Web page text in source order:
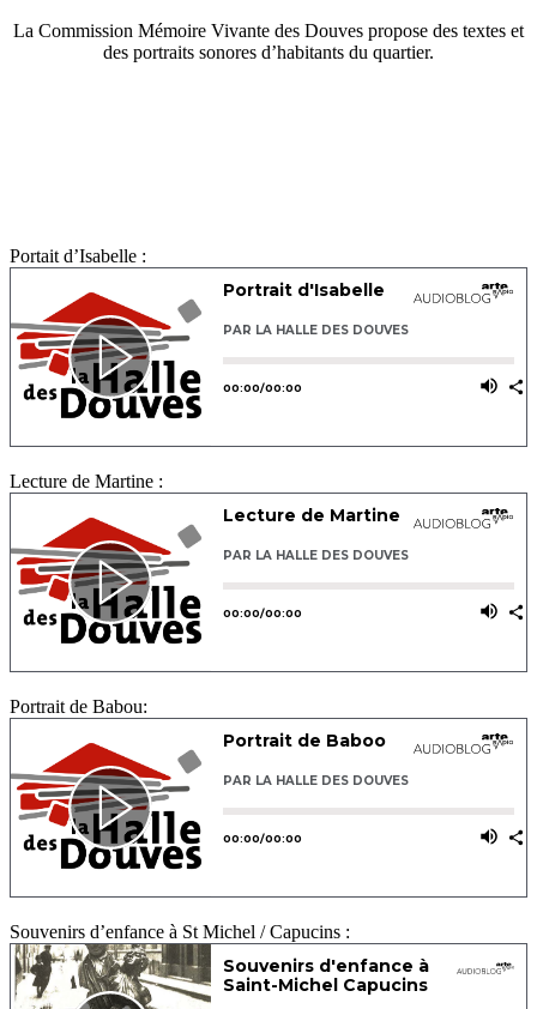
La Commission Mémoire Vivante des Douves propose des textes et
des portraits sonores d’habitants du quartier.
Portait d’Isabelle :
Lecture de Martine :
Portrait de Babou:
Souvenirs d’enfance à St Michel / Capucins :